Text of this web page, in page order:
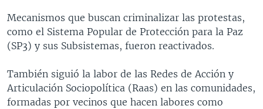
Mecanismos que buscan criminalizar las protestas,
como el Sistema Popular de Protección para la Paz
(SP3) y sus Subsistemas, fueron reactivados.
También siguió la labor de las Redes de Acción y
Articulación Sociopolítica (Raas) en las comunidades,
formadas por vecinos que hacen labores como